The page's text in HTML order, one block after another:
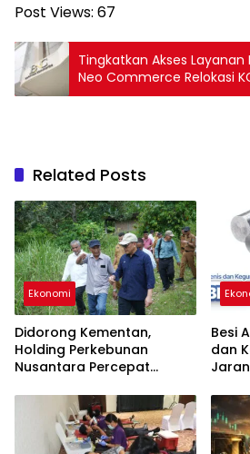
Post Views: 67
Tingkatkan Akses Layanan
Neo Commerce Relokasi
Kapuk
Related Posts
Ekonomi
Didorong Kementan,
Holding Perkebunan
Nusantara Percepat
Besi
dan